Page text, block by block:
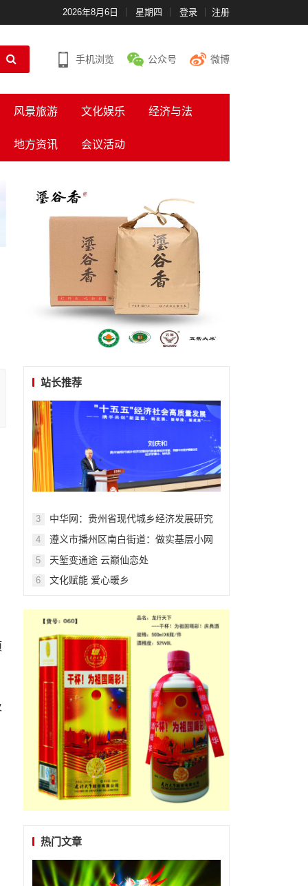
2026年8月6日 星期四 登录 注册
手机浏览 公众号 微博
风景旅游 文化娱乐 经济与法
地方资讯 会议活动
站长推荐
3
中华网：贵州省现代城乡经济发展研究
4
遵义市播州区南白街道：做实基层小网
5 天堑变通途 云巅仙恋处
6 文化赋能 爱心暖乡
热门文章